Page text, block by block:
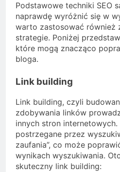
Podstawowe techniki SEO
naprawdę wyróżnić się w
warto zastosować również
strategie. Poniżej
które mogą znacząco
bloga.
Link building
Link building, czyli
zdobywania linków
innych stron internetowych.
postrzegane przez
zaufania”, co może
wynikach wyszukiwania.
skuteczny link building: